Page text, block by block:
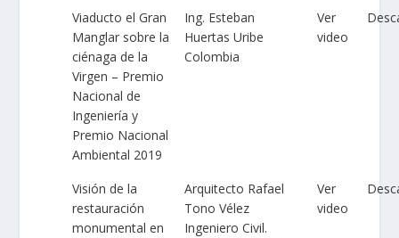
Viaducto el Gran
Manglar sobre la
ciénaga de la
Virgen – Premio
Nacional de
Ingeniería y
Premio Nacional
Ambiental 2019
Ing. Esteban
Huertas Uribe
Colombia
Ver
video
Visión de la
restauración
monumental en
Arquitecto Rafael
Tono Vélez
Ingeniero Civil.
Ver
video